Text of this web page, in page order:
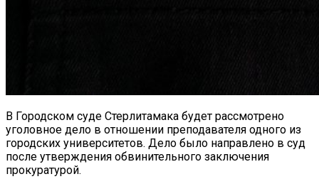
В Городском суде Стерлитамака будет рассмотрено
уголовное дело в отношении преподавателя одного из
городских университетов. Дело было направлено в суд
после утверждения обвинительного заключения
прокуратурой.